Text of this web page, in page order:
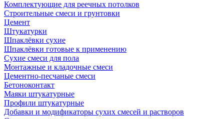
Комплектующие для реечных потолков
Строительные смеси и грунтовки
Цемент
Штукатурки
Шпаклёвки сухие
Шпаклёвки готовые к применению
Сухие смеси для пола
Монтажные и кладочные смеси
Цементно-песчаные смеси
Бетоноконтакт
Маяки штукатурные
Профили штукатурные
Добавки и модификаторы сухих смесей и растворов